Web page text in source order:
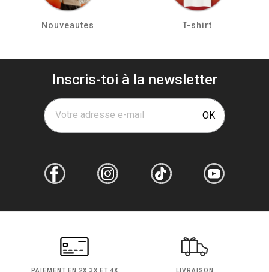
Nouveautes T-shirt
Inscris-toi à la newsletter
Votre adresse e-mail OK